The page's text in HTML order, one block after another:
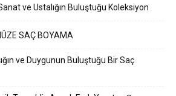
ve Ustalığın Buluştuğu Koleksiyon
SAÇ BOYAMA
ve Duygunun Buluştuğu Bir Saç